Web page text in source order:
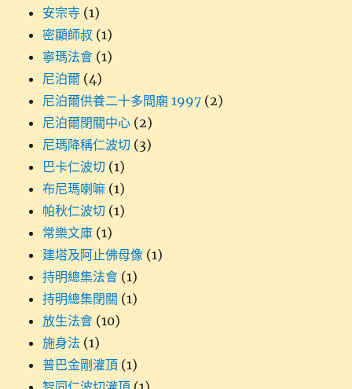
安宗寺 (1)
密顯師叔 (1)
寧瑪法會 (1)
尼泊爾 (4)
尼泊爾供養二十多間廟 1997 (2)
尼泊爾閉關中心 (2)
尼瑪降稱仁波切 (3)
巴卡仁波切 (1)
布尼瑪喇嘛 (1)
帕秋仁波切 (1)
常樂文庫 (1)
建塔及阿止佛母像 (1)
持明總集法會 (1)
持明總集閉關 (1)
放生法會 (10)
施身法 (1)
普巴金剛灌頂 (1)